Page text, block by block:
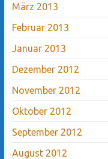
März 2013
Februar 2013
Januar 2013
Dezember 2012
November 2012
Oktober 2012
September 2012
August 2012